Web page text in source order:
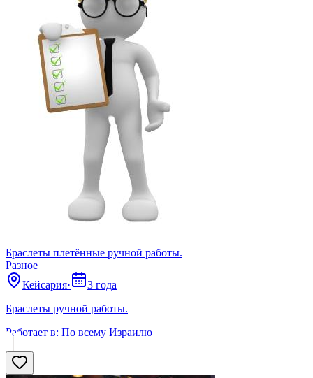
Браслеты плетённые ручной работы.
Разное
Кейсария·
3 года
Браслеты ручной работы.
Работает в: По всему Израилю